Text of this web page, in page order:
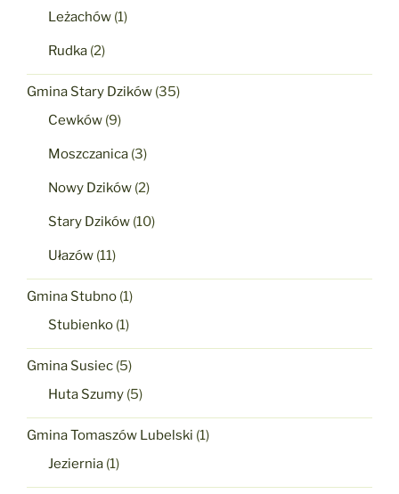
Leżachów (1)
Rudka (2)
Gmina Stary Dzików (35)
Cewków (9)
Moszczanica (3)
Nowy Dzików (2)
Stary Dzików (10)
Ułazów (11)
Gmina Stubno (1)
Stubienko (1)
Gmina Susiec (5)
Huta Szumy (5)
Gmina Tomaszów Lubelski (1)
Jeziernia (1)